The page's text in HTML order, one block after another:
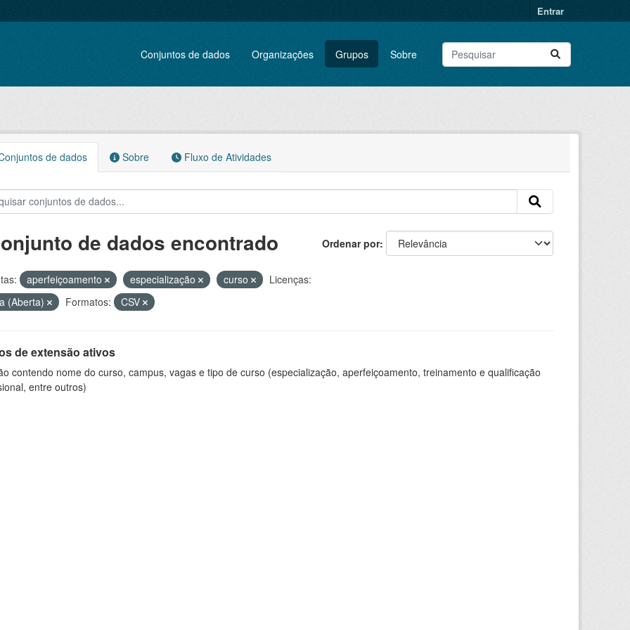
Entrar
Conjuntos de dados Organizações Grupos Sobre
de dados Sobre Fluxo de Atividades
Ordenar por
de dados encontrado
aperfeiçoamento especialização curso
Licenças:
(Aberta)
Formatos: CSV
de extensão ativos
contendo nome do curso, campus, vagas e tipo de curso (especialização, aperfeiçoamento, treinamento e qualificação
entre outros)